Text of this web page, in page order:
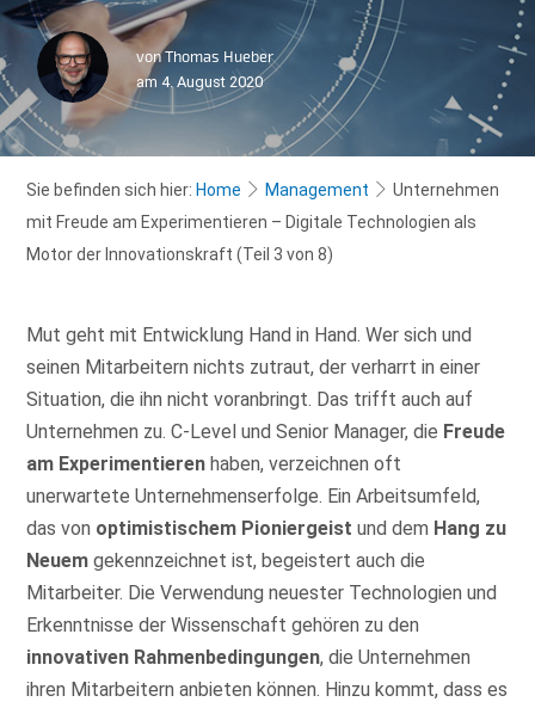
von Thomas Hueber
am 4. August 2020
Sie befinden sich hier:Home Management
Unternehmen
mit Freude am Experimentieren – Digitale Technologien als
Motor der Innovationskraft (Teil 3 von 8)
Mut geht mit Entwicklung Hand in Hand. Wer sich und
seinen Mitarbeitern nichts zutraut, der verharrt in einer
Situation, die ihn nicht voranbringt. Das trifft auch auf
Unternehmen zu. C-Level und Senior Manager, die Freude
am Experimentieren haben, verzeichnen oft
unerwartete Unternehmenserfolge. Ein Arbeitsumfeld,
das von optimistischem Pioniergeist und dem Hang zu
Neuem gekennzeichnet ist, begeistert auch die
Mitarbeiter. Die Verwendung neuester Technologien und
Erkenntnisse der Wissenschaft gehören zu den
innovativen Rahmenbedingungen, die Unternehmen
ihren Mitarbeitern anbieten können. Hinzu kommt, dass es